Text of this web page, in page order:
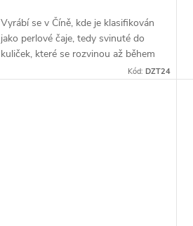
Vyrábí se v Číně, kde je klasifikován
jako perlové čaje, tedy svinuté do
kuliček, které se rozvinou až během
Kód: DZT24